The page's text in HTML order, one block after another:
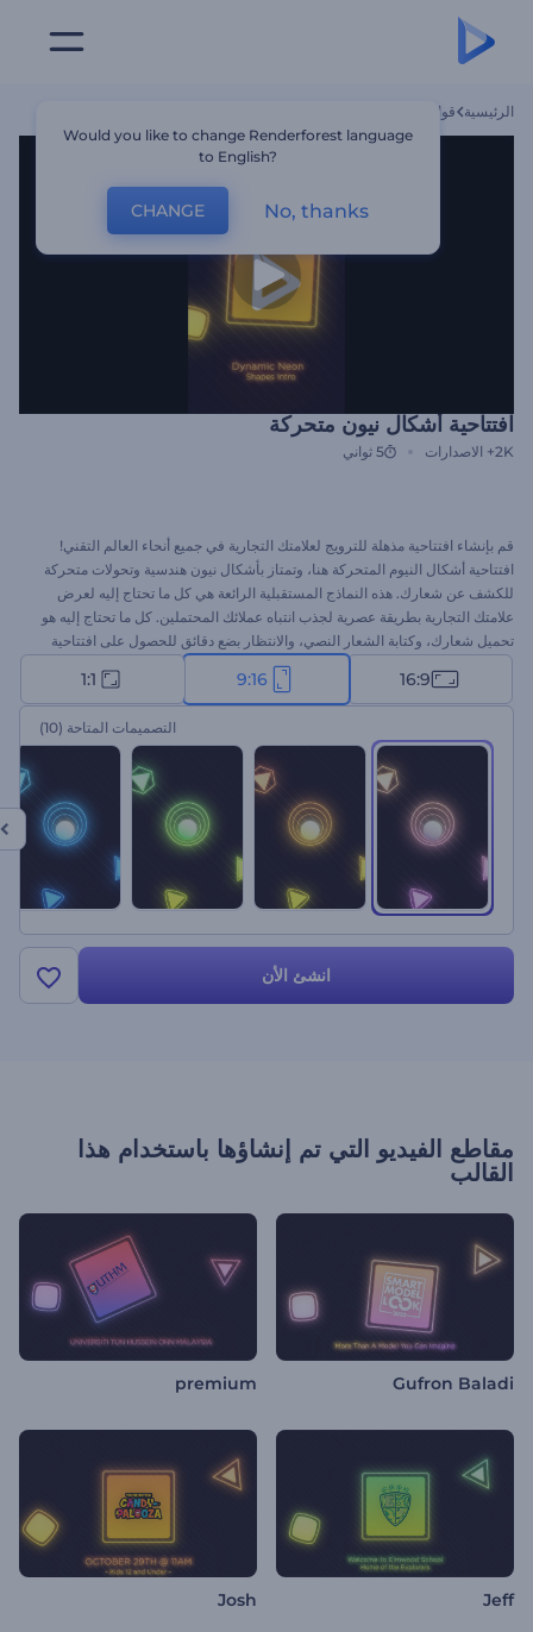
الرئيسية قوالب
افتتاحية أشكال نيون متحركة
2K+ الاصدارات 5 ثواني
قم بإنشاء افتتاحية مذهلة للترويج لعلامتك التجارية في جميع أنحاء العالم التقني!
افتتاحية أشكال النيوم المتحركة هنا، وتمتاز بأشكال نيون هندسية وتحولات متحركة
للكشف عن شعارك. هذه النماذج المستقبلية الرائعة هي كل ما تحتاج إليه لعرض
علامتك التجارية بطريقة عصرية لجذب انتباه عملائك المحتملين. كل ما تحتاج إليه هو
تحميل شعارك، وكتابة الشعار النصي، والانتظار بضع دقائق للحصول على افتتاحية
فيديو احترافية. استخدمها للعروض التقديمية الجديدة للشركات، والترويج للمنتجات
التقنية، وافتتاحيات القنوات، وغيرها الكثير من المشروعات. جرب الآن!
16:9
9:16
1:1
التصميمات المتاحة (10)
انشئ الأن
مقاطع الفيديو التي تم إنشاؤها باستخدام هذا
القالب
Gufron Baladi
premium
Jeff
Josh
Would you like to change Renderforest language
to English?
CHANGE No, thanks